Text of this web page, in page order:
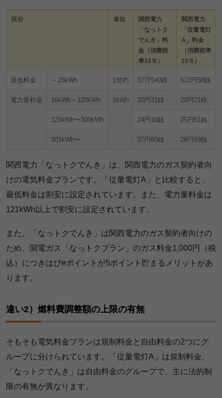
区分 単位
関西電力
「なっトク
でんき」料
金（消費税
率10％）
関西電力
「従量電灯
A」料金
（消費税率
10％）
最低料金 ～15kWh 1契約 377円40銭 522円58銭
電力量料金 16kWh～120kWh 1kWh 20円31銭 20円21銭
121kWh〜300kWh 24円10銭 25円61銭
301kWh〜 27円80銭 28円59銭
関西電力「なっトクでんき」は、関西電力のガス契約者向
けの電気料金プランです。「従量電灯A」と比較すると、
最低料金は割安に設定されています。また、電力量料金は
121kWh以上で割安に設定されています。
また、「なっトクでんき」は関西電力のガス契約者向けの
ため、関電ガス「なっトクプラン」のガス料金1,000円（税
込）につきはぴeポイントが5ポイント貯まるメリットがあ
ります。
違い2）燃料費調整額の上限の有無
そもそも電気料金プランは規制料金と自由料金の2つにグ
ループに分けられています。「従量電灯A」は規制料金、
「なっトクでんき」は自由料金のグループで、主に法的制
限の有無が異なります。